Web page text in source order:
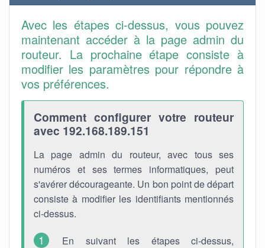
Avec les étapes ci-dessus, vous pouvez
maintenant accéder à la page admin du
routeur. La prochaine étape consiste à
modifier les paramètres pour répondre à
vos préférences.
Comment configurer votre routeur
avec 192.168.189.151
La page admin du routeur, avec tous ses
numéros et ses termes informatiques, peut
s'avérer décourageante. Un bon point de départ
consiste à modifier les identifiants mentionnés
ci-dessus.
En suivant les étapes ci-dessus,